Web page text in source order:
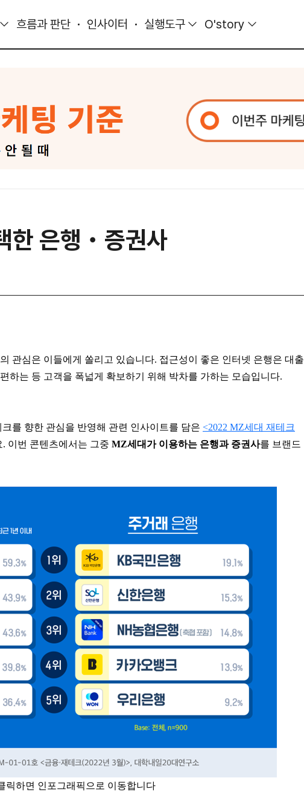
흐름과 판단 인사이터 실행도구 O'story
은행・증권사
관심은 이들에게 쏠리고 있습니다. 접근성이 좋은 인터넷 은행은 대출
하는 등 고객을 폭넓게 확보하기 위해 박차를 가하는 모습입니다.
를 향한 관심을 반영해 관련 인사이트를 담은 <2022 MZ세대 재테크
이번 콘텐츠에서는 그중 MZ세대가 이용하는 은행과 증권사를 브랜드
릭하면 인포그래픽으로 이동합니다